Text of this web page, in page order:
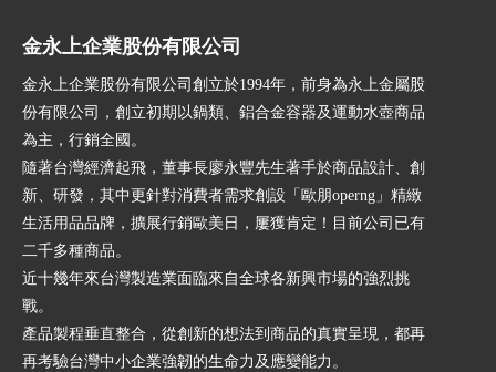
金永上企業股份有限公司
金永上企業股份有限公司創立於1994年，前身為永上金屬股
份有限公司，創立初期以鍋類、鋁合金容器及運動水壺商品
為主，行銷全國。
隨著台灣經濟起飛，董事長廖永豐先生著手於商品設計、創
新、研發，其中更針對消費者需求創設「歐朋operng」精緻
生活用品品牌，擴展行銷歐美日，屢獲肯定！目前公司已有
二千多種商品。
近十幾年來台灣製造業面臨來自全球各新興市場的強烈挑
戰。
產品製程垂直整合，從創新的想法到商品的真實呈現，都再
再考驗台灣中小企業強韌的生命力及應變能力。